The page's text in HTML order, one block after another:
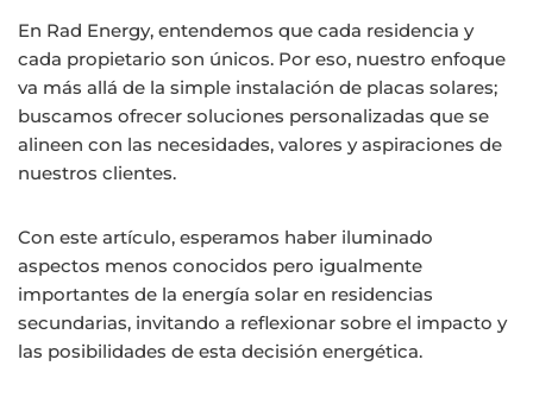
En Rad Energy, entendemos que cada residencia y
cada propietario son únicos. Por eso, nuestro enfoque
va más allá de la simple instalación de placas solares;
buscamos ofrecer soluciones personalizadas que se
alineen con las necesidades, valores y aspiraciones de
nuestros clientes.
Con este artículo, esperamos haber iluminado
aspectos menos conocidos pero igualmente
importantes de la energía solar en residencias
secundarias, invitando a reflexionar sobre el impacto y
las posibilidades de esta decisión energética.